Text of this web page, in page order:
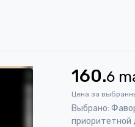
160.6
Цена за
Выбрано:
приоритетной